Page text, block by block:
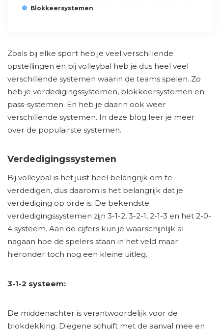
Blokkeersystemen
Zoals bij elke sport heb je veel verschillende
opstellingen en bij volleybal heb je dus heel veel
verschillende systemen waarin de teams spelen. Zo
heb je verdedigingssystemen, blokkeersystemen en
pass-systemen. En heb je daarin ook weer
verschillende systemen. In deze blog leer je meer
over de populairste systemen.
Verdedigingssystemen
Bij volleybal is het juist heel belangrijk om te
verdedigen, dus daarom is het belangrijk dat je
verdediging op orde is. De bekendste
verdedigingssystemen zijn 3-1-2, 3-2-1, 2-1-3 en het 2-0-
4 systeem. Aan de cijfers kun je waarschijnlijk al
nagaan hoe de spelers staan in het veld maar
hieronder toch nog een kleine uitleg.
3-1-2 systeem:
De middenachter is verantwoordelijk voor de
blokdekking. Diegene schuift met de aanval mee en